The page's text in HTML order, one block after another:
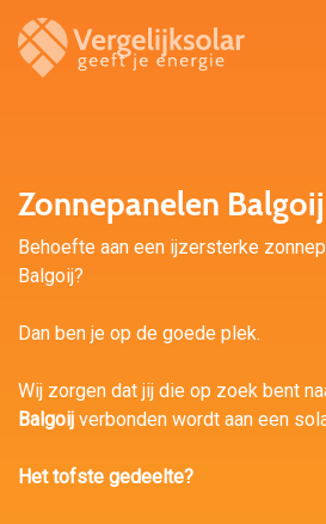
Zonnepanelen Balgoij
Behoefte aan een ijzersterke
Balgoij?
Dan ben je op de goede plek.
Wij zorgen dat jij die op zoek bent
Balgoij verbonden wordt aan een
Het tofste gedeelte?